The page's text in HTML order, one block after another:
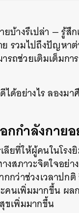
บ้างรึเปล่า — รู้สึ
รวมไปถึงปัญหา
รถช่วยเติมเต็มก
ด้อย่างไร ลองม
กกำลังกาย
ลียที่ให้ผู้คนในโร
งสภาวะจิตใจอย่
กว่าช่วงเวลาปก
นเพิ่มมากขึ้น ผล
ขเพิ่มมากขึ้น